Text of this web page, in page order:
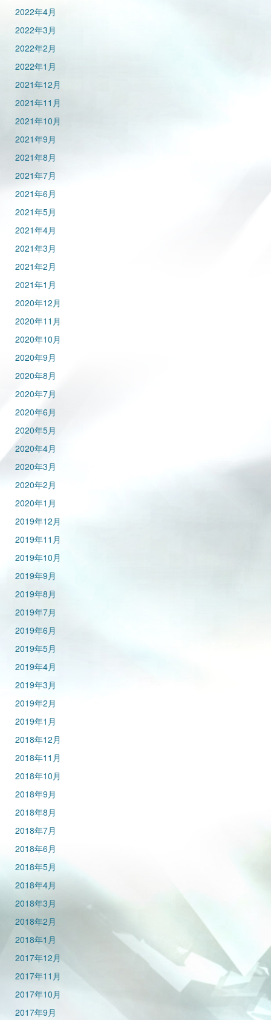
2022年4月
2022年3月
2022年2月
2022年1月
2021年12月
2021年11月
2021年10月
2021年9月
2021年8月
2021年7月
2021年6月
2021年5月
2021年4月
2021年3月
2021年2月
2021年1月
2020年12月
2020年11月
2020年10月
2020年9月
2020年8月
2020年7月
2020年6月
2020年5月
2020年4月
2020年3月
2020年2月
2020年1月
2019年12月
2019年11月
2019年10月
2019年9月
2019年8月
2019年7月
2019年6月
2019年5月
2019年4月
2019年3月
2019年2月
2019年1月
2018年12月
2018年11月
2018年10月
2018年9月
2018年8月
2018年7月
2018年6月
2018年5月
2018年4月
2018年3月
2018年2月
2018年1月
2017年12月
2017年11月
2017年10月
2017年9月